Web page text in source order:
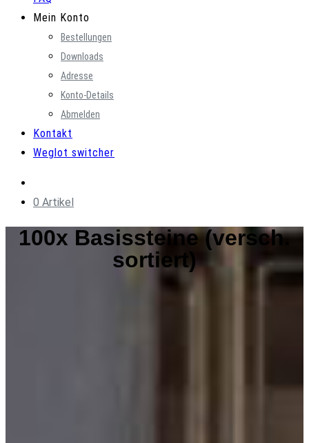
Mein Konto
Bestellungen
Downloads
Adresse
Konto-Details
Abmelden
Kontakt
Weglot switcher
0 Artikel
100x Basissteine (versch.
sortiert)